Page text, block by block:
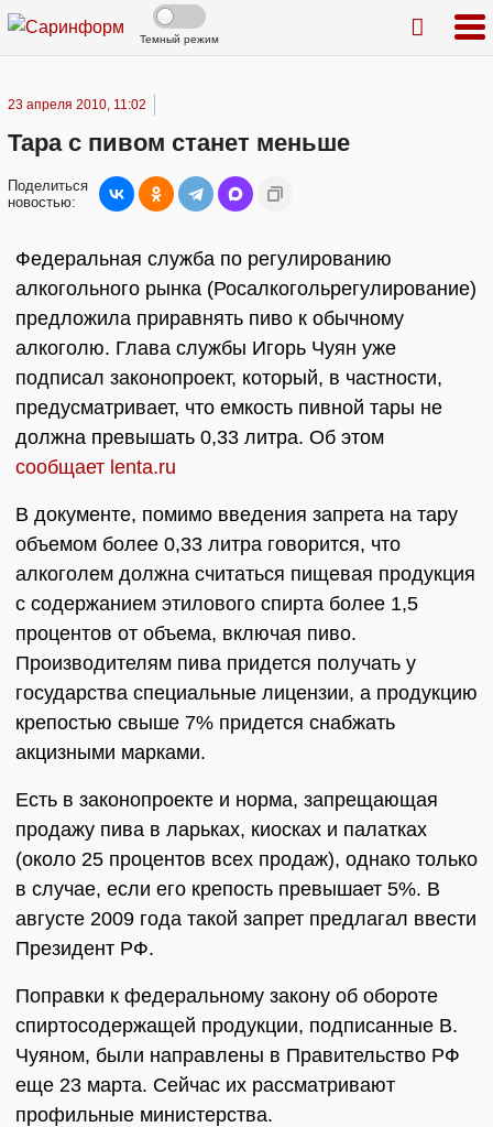
Темный режим
23 апреля 2010, 11:02
Тара с пивом станет меньше
Поделиться
новостью:
Федеральная служба по регулированию
алкогольного рынка (Росалкогольрегулирование)
предложила приравнять пиво к обычному
алкоголю. Глава службы Игорь Чуян уже
подписал законопроект, который, в частности,
предусматривает, что емкость пивной тары не
должна превышать 0,33 литра. Об этом
сообщает lenta.ru
В документе, помимо введения запрета на тару
объемом более 0,33 литра говорится, что
алкоголем должна считаться пищевая продукция
с содержанием этилового спирта более 1,5
процентов от объема, включая пиво.
Производителям пива придется получать у
государства специальные лицензии, а продукцию
крепостью свыше 7% придется снабжать
акцизными марками.
Есть в законопроекте и норма, запрещающая
продажу пива в ларьках, киосках и палатках
(около 25 процентов всех продаж), однако только
в случае, если его крепость превышает 5%. В
августе 2009 года такой запрет предлагал ввести
Президент РФ.
Поправки к федеральному закону об обороте
спиртосодержащей продукции, подписанные B.
Чуяном, были направлены в Правительство РФ
еще 23 марта. Сейчас их рассматривают
профильные министерства.